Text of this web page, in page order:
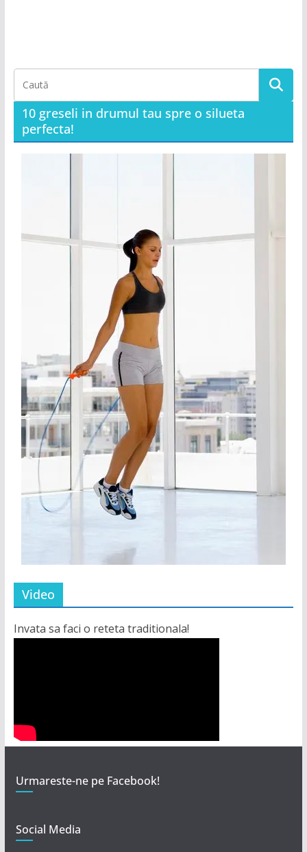
10 greseli in drumul tau spre o silueta
perfecta!
Video
Invata sa faci o reteta traditionala!
Urmareste-ne pe Facebook!
Social Media